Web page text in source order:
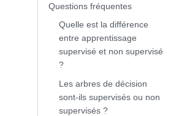
Questions fréquentes
Quelle est la différence
entre apprentissage
supervisé et non supervisé
?
Les arbres de décision
sont-ils supervisés ou non
supervisés ?